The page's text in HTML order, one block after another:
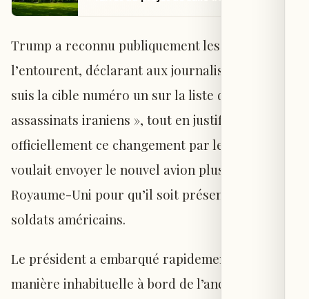
Trump a reconnu publiquement les risques qui
l’entourent, déclarant aux journalistes : « Je
suis la cible numéro un sur la liste des
assassinats iraniens », tout en justifiant
officiellement ce changement par le fait qu’il
voulait envoyer le nouvel avion plus tôt au
Royaume-Uni pour qu’il soit présenté aux
soldats américains.
Le président a embarqué rapidement et de
manière inhabituelle à bord de l’ancien avion